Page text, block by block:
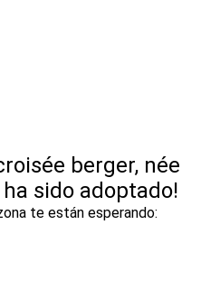
berger, née
sido adoptado!
te están esperando: